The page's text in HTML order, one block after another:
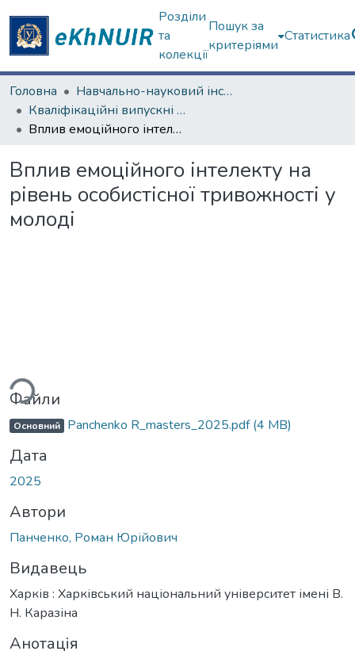
Розділи
та
колекції
Пошук за
критеріями
Статистика
Головна
Навчально-науковий інститут «Українська інженерно-педагогічна академія»
Кваліфікаційні випускні роботи магістрів. Навчально-науковий інститут «Українська інженерно-педагогічна академія»
Вплив емоційного інтелекту на рівень особистісної тривожності у молоді
Вплив емоційного інтелекту на
рівень особистісної тривожності у
молоді
Файли
Основний Panchenko R_masters_2025.pdf(4 MB)
Дата
2025
Автори
Панченко, Роман Юрійович
Видавець
Харків : Харківський національний університет імені В.
Н. Каразіна
Анотація